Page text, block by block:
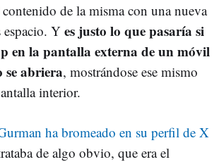
de la misma con una nueva
Y es justo lo que pasaría si
en la pantalla externa de un móvil
se abriera, mostrándose ese mismo
interior.
ha bromeado en su perfil de X
de algo obvio, que era el